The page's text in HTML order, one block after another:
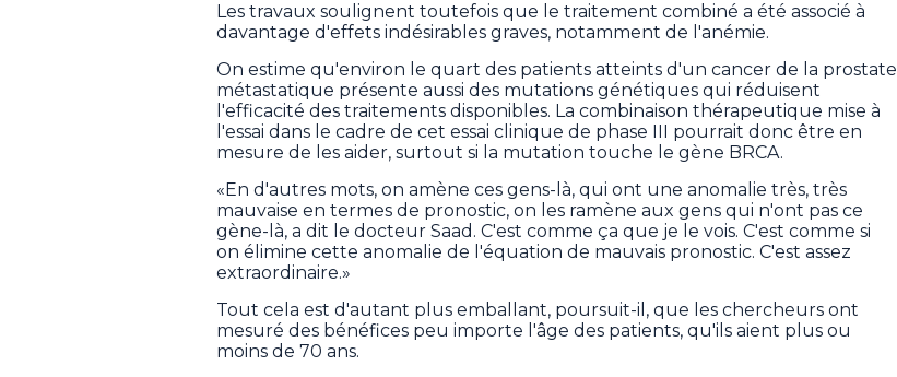
Les travaux soulignent toutefois que le traitement combiné a été associé à
davantage d'effets indésirables graves, notamment de l'anémie.
On estime qu'environ le quart des patients atteints d'un cancer de la prostate
métastatique présente aussi des mutations génétiques qui réduisent
l'efficacité des traitements disponibles. La combinaison thérapeutique mise à
l'essai dans le cadre de cet essai clinique de phase III pourrait donc être en
mesure de les aider, surtout si la mutation touche le gène BRCA.
«En d'autres mots, on amène ces gens-là, qui ont une anomalie très, très
mauvaise en termes de pronostic, on les ramène aux gens qui n'ont pas ce
gène-là, a dit le docteur Saad. C'est comme ça que je le vois. C'est comme si
on élimine cette anomalie de l'équation de mauvais pronostic. C'est assez
extraordinaire.»
Tout cela est d'autant plus emballant, poursuit-il, que les chercheurs ont
mesuré des bénéfices peu importe l'âge des patients, qu'ils aient plus ou
moins de 70 ans.